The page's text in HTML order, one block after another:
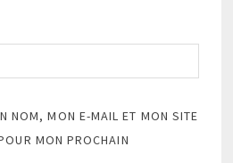
NOM, MON E-MAIL ET MON SITE
MON PROCHAIN